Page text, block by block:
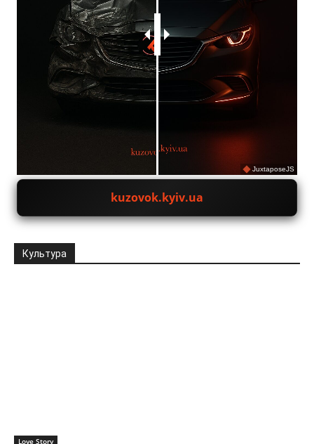
JuxtaposeJS
kuzovok.kyiv.ua
Культура
Love Story